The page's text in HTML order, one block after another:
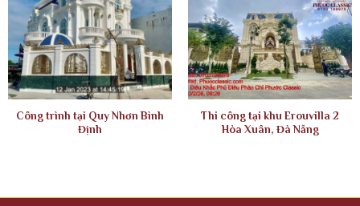
Công trình tại Quy Nhơn Bình
Định
Thi công tại khu Erouvilla 2
Hòa Xuân, Đà Nẵng